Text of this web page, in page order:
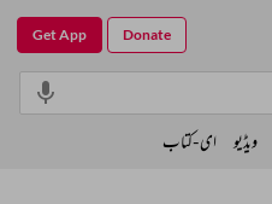
Get App Donate
ویڈیو ای-کتاب